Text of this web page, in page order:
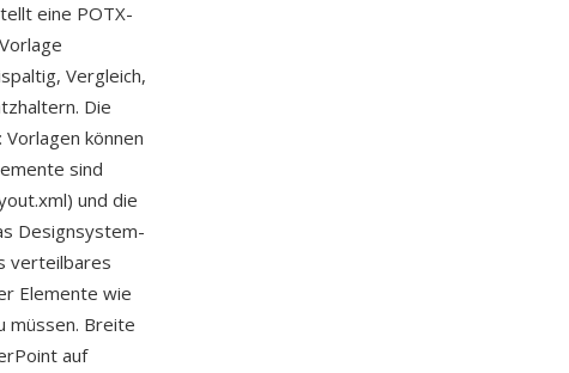
eine POTX-
Vergleich,
Die
können
sind
und die
Designsystem-
verteilbares
Elemente wie
müssen. Breite
auf